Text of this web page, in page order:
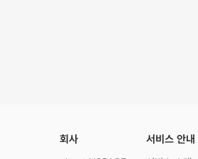
회사 서비스 안내